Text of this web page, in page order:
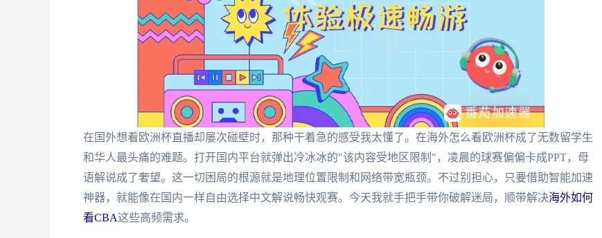
在国外想看欧洲杯直播却屡次碰壁时，那种干着急的感受我太懂了。在海外怎么看欧洲杯成了无数留学生
和华人最头痛的难题。打开国内平台就弹出冷冰冰的"该内容受地区限制"，凌晨的球赛偏偏卡成PPT，母
语解说成了奢望。这一切困局的根源就是地理位置限制和网络带宽瓶颈。不过别担心，只要借助智能加速
神器，就能像在国内一样自由选择中文解说畅快观赛。今天我就手把手带你破解迷局，顺带解决海外如何
看CBA这些高频需求。